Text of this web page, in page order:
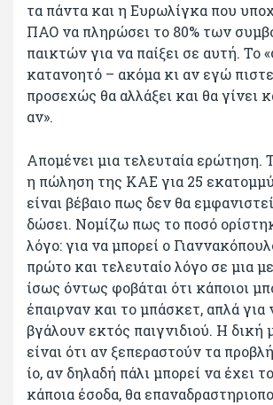
τα πάντα και η Ευρωλίγκα που
ΠΑΟ να πληρώσει το 80% των
παικτών για να παίξει σε αυτή. Το
κατανοητό – ακόμα κι αν εγώ
προσεχώς θα αλλάξει και θα γίνει
αν».
Απομένει μια τελευταία ερώτηση.
η πώληση της ΚΑΕ για 25
είναι βέβαιο πως δεν θα
δώσει. Νομίζω πως το ποσό
λόγο: για να μπορεί ο
πρώτο και τελευταίο λόγο σε μια
ίσως όντως φοβάται ότι κάποιοι
έπαιρναν και το μπάσκετ, απλά για
βγάλουν εκτός παιγνιδιού. Η δική
είναι ότι αν ξεπεραστούν τα
ίο, αν δηλαδή πάλι μπορεί να έχει
κάποια έσοδα, θα